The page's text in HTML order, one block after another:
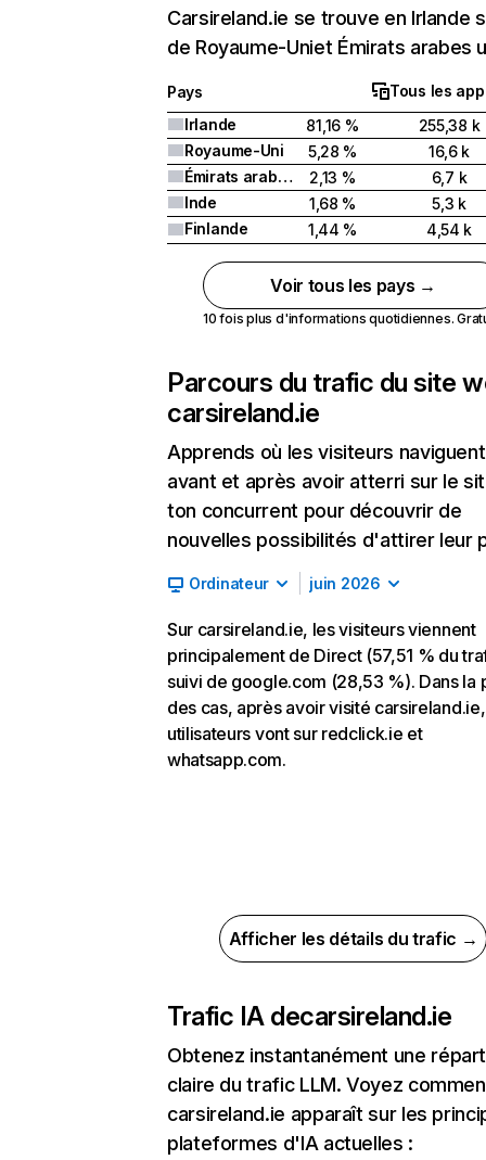
Carsireland.ie se trouve en Irlande
de Royaume-Uniet Émirats arabes
Pays
Tous les
Irlande
81,16 %
255,38 k
Royaume-Uni
5,28 %
16,6 k
Émirats arabes unis
2,13 %
6,7 k
Inde
1,68 %
5,3 k
Finlande
1,44 % 4,54 k
Voir tous les pays →
10 fois plus d'informations quotidiennes.
Parcours du trafic du site
carsireland.ie
Apprends où les visiteurs naviguent
avant et après avoir atterri sur le
ton concurrent pour découvrir de
nouvelles possibilités d'attirer leur
Ordinateur juin 2026
Sur carsireland.ie, les visiteurs viennent
principalement de Direct (57,51 % du
suivi de google.com (28,53 %). Dans la
des cas, après avoir visité
utilisateurs vont sur redclick.ie et
whatsapp.com.
Afficher les détails du trafic →
Trafic IA decarsireland.ie
Obtenez instantanément une
claire du trafic LLM. Voyez
carsireland.ie apparaît sur les
plateformes d'IA actuelles :